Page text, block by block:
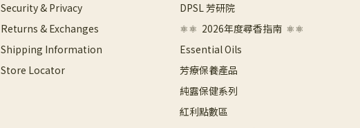
Security & Privacy
Returns & Exchanges
Shipping Information
Store Locator
DPSL 芳研院
⚛︎⚛︎  2026年度尋香指南  ⚛︎⚛︎
Essential Oils
芳療保養產品
純露保健系列
紅利點數區